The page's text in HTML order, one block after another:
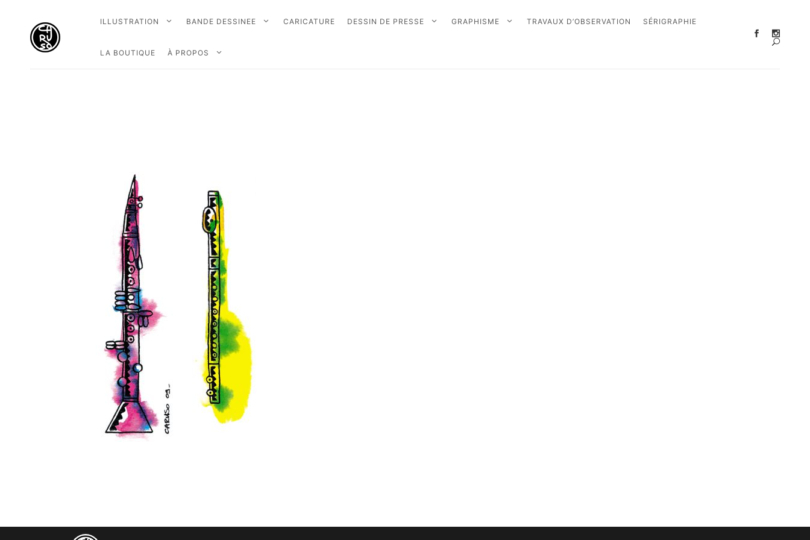
ILLUSTRATION BANDE DESSINEE CARICATURE DESSIN DE PRESSE GRAPHISME TRAVAUX D’OBSERVATION SÉRIGRAPHIE
LA BOUTIQUE À PROPOS